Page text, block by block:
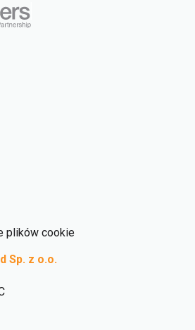
plików cookie
Sp. z o.o.